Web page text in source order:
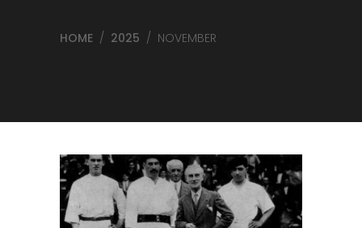
HOME / 2025 / NOVEMBER